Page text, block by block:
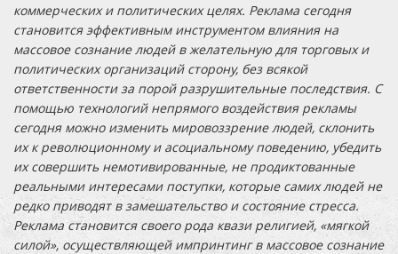
коммерческих и политических целях. Реклама сегодня
становится эффективным инструментом влияния на
массовое сознание людей в желательную для торговых и
политических организаций сторону, без всякой
ответственности за порой разрушительные последствия. С
помощью технологий непрямого воздействия рекламы
сегодня можно изменить мировоззрение людей, склонить
их к революционному и асоциальному поведению, убедить
их совершить немотивированные, не продиктованные
реальными интересами поступки, которые самих людей не
редко приводят в замешательство и состояние стресса.
Реклама становится своего рода квази религией, «мягкой
силой», осуществляющей импринтинг в массовое сознание